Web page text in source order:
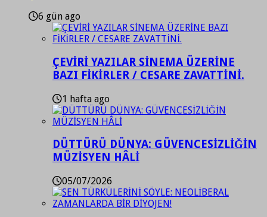
6 gün ago
ÇEVİRİ YAZILAR SİNEMA ÜZERİNE
BAZI FİKİRLER / CESARE ZAVATTİNİ.
1 hafta ago
DÜTTÜRÜ DÜNYA: GÜVENCESİZLİĞİN
MÜZİSYEN HÂLİ
05/07/2026